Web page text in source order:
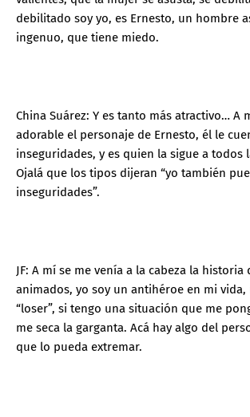
debilitado soy yo, es Ernesto, un hombre
ingenuo, que tiene miedo.
China Suárez: Y es tanto más atractivo… A
adorable el personaje de Ernesto, él le
inseguridades, y es quien la sigue a todos
Ojalá que los tipos dijeran “yo también
inseguridades”.
JF: A mí se me venía a la cabeza la
animados, yo soy un antihéroe en mi
“loser”, si tengo una situación que me
me seca la garganta. Acá hay algo del
que lo pueda extremar.